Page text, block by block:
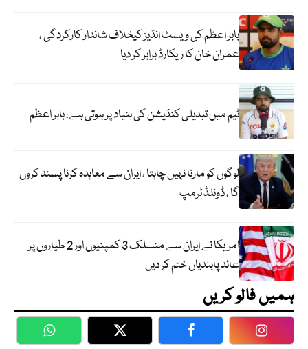
بابر اعظم کی ویسٹ انڈیز کیخلاف شاندار کارکردگی ،
عمران خان کا ریکارڈ برابر کر دیا
ٹیم میں تبدیلی کنڈیشن کی بنیاد پر ہوتی ہے، بابر اعظم
لوگوں کو مارنا نہیں چاہتا ، ایران سے معاہدہ کرنا پسند کروں
گا ، ڈونلڈ ٹرمپ
امریکا نے ایران سے منسلک 3 کمپنیوں اور 2 طیاروں پر
عائد پابندیاں ختم کر دیں
ہمیں فالو کریں
WhatsApp Twitter Facebook